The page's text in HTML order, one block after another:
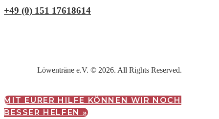
+49 (0) 151 17618614
Löwenträne e.V. © 2026. All Rights Reserved.
MIT EURER HILFE KÖNNEN WIR NOCH
BESSER HELFEN »